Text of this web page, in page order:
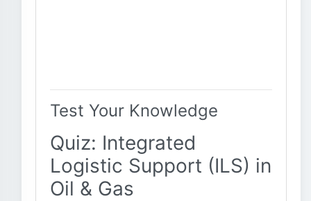
Test Your Knowledge
Quiz: Integrated
Logistic Support (ILS) in
Oil & Gas